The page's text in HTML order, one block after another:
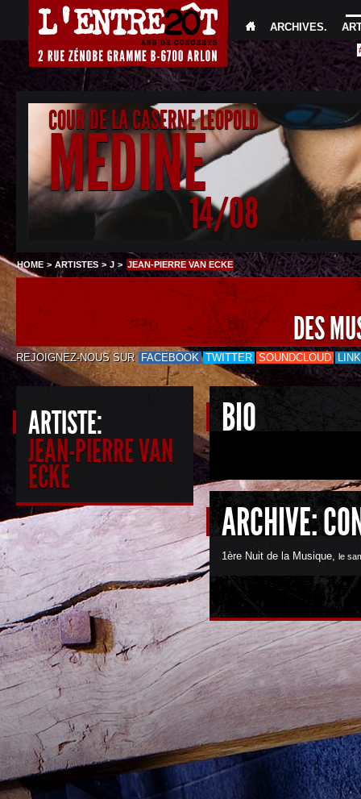
ARCHIVES.
COUR DE LA CASERNE LEOPOLD
MEDINE
14/08
HOME > ARTISTES > J > JEAN-PIERRE VAN ECKE
DES
REJOIGNEZ-NOUS SUR FACEBOOK TWITTER SOUNDCLOUD
ARTISTE:
JEAN-PIERRE VAN
ECKE
BIO
ARCHIVE:
1ère Nuit de la Musique, le